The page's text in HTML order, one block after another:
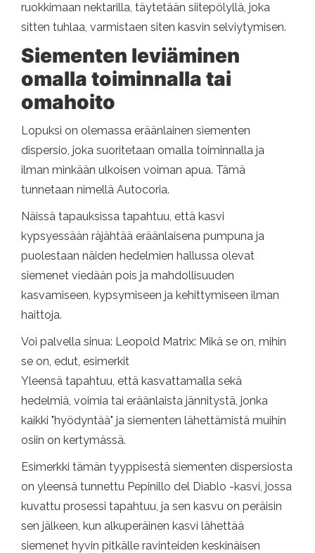
ruokkimaan nektarilla, täytetään siitepölyllä, joka
sitten tuhlaa, varmistaen siten kasvin selviytymisen.
Siementen leviäminen
omalla toiminnalla tai
omahoito
Lopuksi on olemassa eräänlainen siementen
dispersio, joka suoritetaan omalla toiminnalla ja
ilman minkään ulkoisen voiman apua. Tämä
tunnetaan nimellä Autocoria.
Näissä tapauksissa tapahtuu, että kasvi
kypsyessään räjähtää eräänlaisena pumpuna ja
puolestaan ​​näiden hedelmien hallussa olevat
siemenet viedään pois ja mahdollisuuden
kasvamiseen, kypsymiseen ja kehittymiseen ilman
haittoja.
Voi palvella sinua: Leopold Matrix: Mikä se on, mihin
se on, edut, esimerkit
Yleensä tapahtuu, että kasvattamalla sekä
hedelmiä, voimia tai eräänlaista jännitystä, jonka
kaikki "hyödyntää" ja siementen lähettämistä muihin
osiin on kertymässä.
Esimerkki tämän tyyppisestä siementen dispersiosta
on yleensä tunnettu Pepinillo del Diablo -kasvi, jossa
kuvattu prosessi tapahtuu, ja sen kasvu on peräisin
sen jälkeen, kun alkuperäinen kasvi lähettää
siemenet hyvin pitkälle ravinteiden keskinäisen